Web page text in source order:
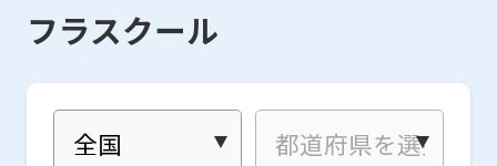
フラスクール